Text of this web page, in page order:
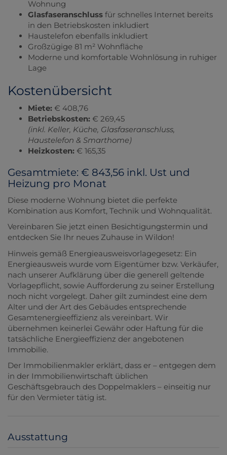
Wohnung
Glasfaseranschluss für schnelles Internet bereits
in den Betriebskosten inkludiert
Haustelefon ebenfalls inkludiert
Großzügige 81 m² Wohnfläche
Moderne und komfortable Wohnlösung in ruhiger
Lage
Kostenübersicht
Miete: € 408,76
Betriebskosten: € 269,45
(inkl. Keller, Küche, Glasfaseranschluss,
Haustelefon & Smarthome)
Heizkosten: € 165,35
Gesamtmiete: € 843,56 inkl. Ust und
Heizung pro Monat
Diese moderne Wohnung bietet die perfekte
Kombination aus Komfort, Technik und Wohnqualität.
Vereinbaren Sie jetzt einen Besichtigungstermin und
entdecken Sie Ihr neues Zuhause in Wildon!
Hinweis gemäß Energieausweisvorlagegesetz: Ein
Energieausweis wurde vom Eigentümer bzw. Verkäufer,
nach unserer Aufklärung über die generell geltende
Vorlagepflicht, sowie Aufforderung zu seiner Erstellung
noch nicht vorgelegt. Daher gilt zumindest eine dem
Alter und der Art des Gebäudes entsprechende
Gesamtenergieeffizienz als vereinbart. Wir
übernehmen keinerlei Gewähr oder Haftung für die
tatsächliche Energieeffizienz der angebotenen
Immobilie.
Der Immobilienmakler erklärt, dass er – entgegen dem
in der Immobilienwirtschaft üblichen
Geschäftsgebrauch des Doppelmaklers – einseitig nur
für den Vermieter tätig ist.
Ausstattung